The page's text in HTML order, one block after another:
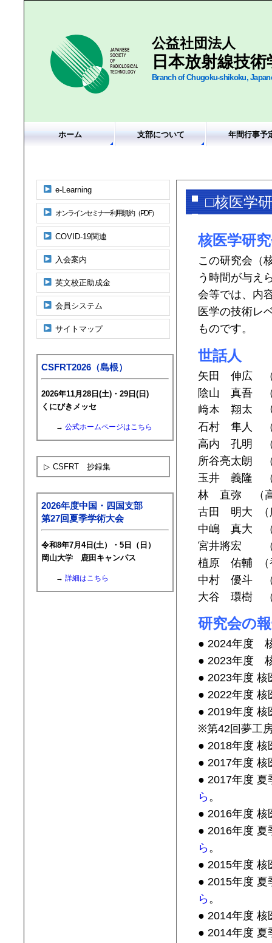
公益社団法人
日本放射線技
Branch of Chugoku-shikoku,
ホーム 支部について 年間行事予
e-Learning
オンラインセミナー利用規約（PDF）
COVID-19関連
入会案内
英文校正助成金
会員システム
サイトマップ
CSFRT2026（島根）
2026年11月28日(土)・29日(日)
くにびきメッセ
→ 公式ホームページはこちら
▷ CSFRT 抄録集
2026年度中国・四国支部
第27回夏季学術大会
令和8年7月4日(土）・5日（日）
岡山大学 鹿田キャンパス
→ 詳細はこちら
□核医学
核医学研
この研究会（
う時間が与え
会等では、内
医学の技術レ
ものです。
世話人
矢田 伸広
陰山 真吾 （
﨑本 翔太 （
石村 隼人 （
高内 孔
所谷亮太朗
玉井 義隆 （
林 直弥 （高
古田 明大 （
中嶋 真大 （
宮井將宏 （
植原 佑輔 （
中村 優斗 （
大谷 環樹 （
研究会の
● 2024年度
● 2023年度
● 2023年度 核
● 2022年度 核
● 2019年度 核
※第42回夢工
● 2018年度 核
● 2017年度 核
● 2017年度 夏
ら。
● 2016年度 核
● 2016年度 夏
ら。
● 2015年度 核
● 2015年度 夏
ら。
● 2014年度 核
● 2014年度 夏